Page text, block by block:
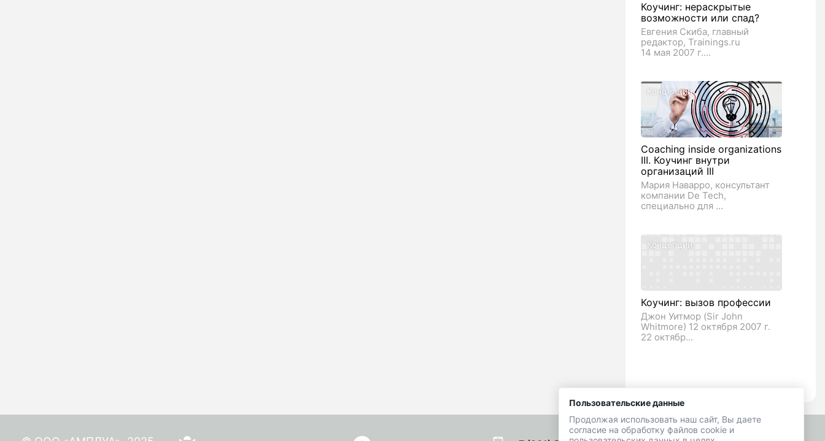
Коучинг: нераскрытые
возможности или спад?
Евгения Скиба, главный
редактор, Trainings.ru
14 мая 2007 г....
Концепции
Coaching inside organizations
III. Коучинг внутри
организаций III
Мария Наварро, консультант
компании De Tech,
специально для ...
Концепции
Коучинг: вызов профессии
Джон Уитмор (Sir John
Whitmore) 12 октября 2007 г.
22 октябр...
Пользовательские данные
Продолжая использовать наш сайт, Вы даете
согласие на обработку файлов cookie и